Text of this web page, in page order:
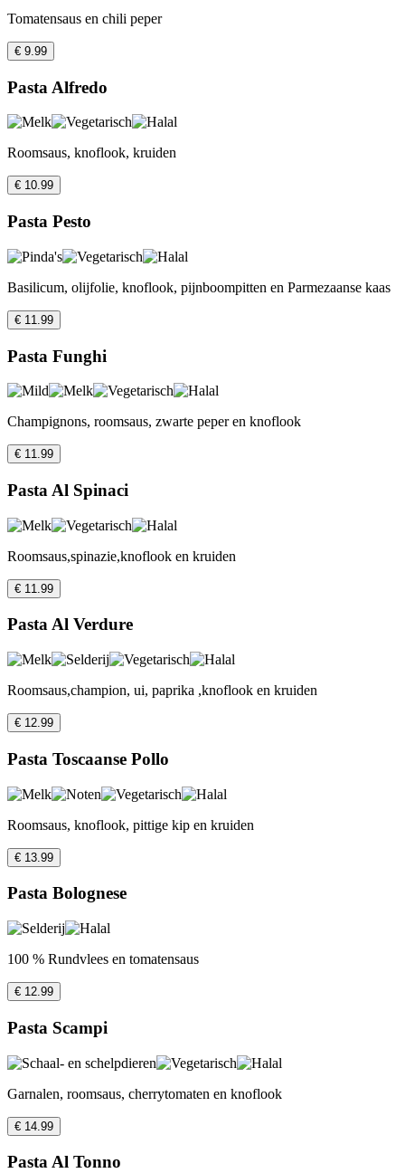
Tomatensaus en chili peper
€ 9.99
Pasta Alfredo
Roomsaus, knoflook, kruiden
€ 10.99
Pasta Pesto
Basilicum, olijfolie, knoflook, pijnboompitten en Parmezaanse kaas
€ 11.99
Pasta Funghi
Champignons, roomsaus, zwarte peper en knoflook
€ 11.99
Pasta Al Spinaci
Roomsaus,spinazie,knoflook en kruiden
€ 11.99
Pasta Al Verdure
Roomsaus,champion, ui, paprika ,knoflook en kruiden
€ 12.99
Pasta Toscaanse Pollo
Roomsaus, knoflook, pittige kip en kruiden
€ 13.99
Pasta Bolognese
100 % Rundvlees en tomatensaus
€ 12.99
Pasta Scampi
Garnalen, roomsaus, cherrytomaten en knoflook
€ 14.99
Pasta Al Tonno